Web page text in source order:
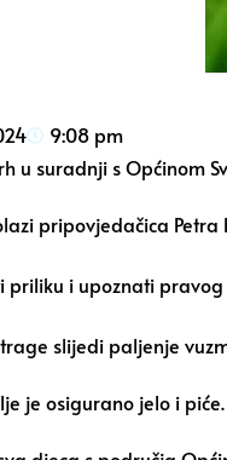
9:08 pm
u suradnji s Općinom
pripovjedačica
priliku i upoznati
slijedi paljenje
je osigurano jelo i piće.